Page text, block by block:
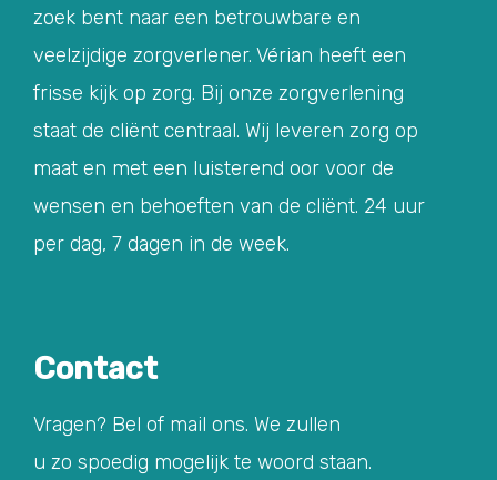
zoek bent naar een betrouwbare en
veelzijdige zorgverlener. Vérian heeft een
frisse kijk op zorg. Bij onze zorgverlening
staat de cliënt centraal. Wij leveren zorg op
maat en met een luisterend oor voor de
wensen en behoeften van de cliënt. 24 uur
per dag, 7 dagen in de week.
Contact
Vragen? Bel of mail ons. We zullen
u zo spoedig mogelijk te woord staan.